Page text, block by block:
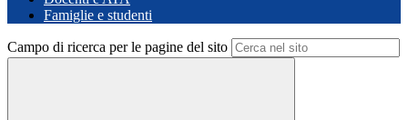
Famiglie e studenti
Campo di ricerca per le pagine del sito